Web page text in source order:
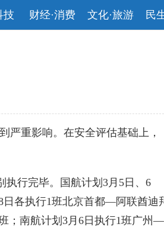
技 财经·消费 文化·旅游 民
严重影响。在安全评估基础上，
行完毕。国航计划3月5日、6
日各执行1班北京首都—阿联酋迪
；南航计划3月6日执行1班广州—